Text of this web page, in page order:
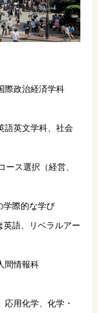
際政治経済学科
語英文学科、社会
ース選択（経営、
学際的な学び
英語、リベラルアー
間情報科
応用化学、化学・